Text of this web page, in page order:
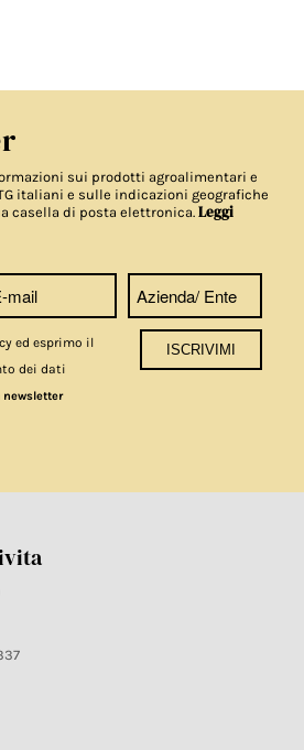
sui prodotti agroalimentari e
italiani e sulle indicazioni geografiche
casella di posta elettronica.Leggi
ed esprimo il
dei dati
newsletter